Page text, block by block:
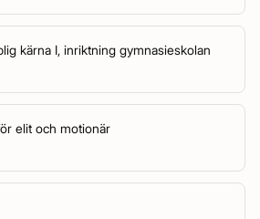
kärna I, inriktning gymnasieskolan
elit och motionär